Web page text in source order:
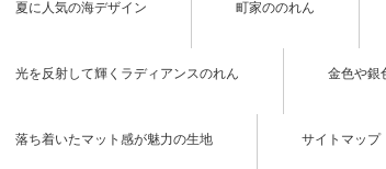
夏に人気の海デザイン 町家ののれん
光を反射して輝くラディアンスのれん 金色や銀
落ち着いたマット感が魅力の生地 サイトマップ